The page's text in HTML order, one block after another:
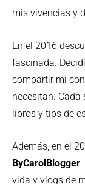
mis vivencias y
En el 2016
fascinada.
compartir mi
necesitan.
libros y tips de
Además, en el
ByCarolBlogger
vida y vlogs de